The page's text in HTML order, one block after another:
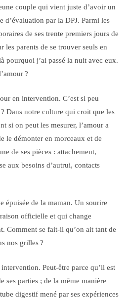
couple qui vient juste d’avoir un
d’évaluation par la DPJ. Parmi les
de ses trente premiers jours de
parents de se trouver seuls en
pourquoi j’ai passé la nuit avec eux.
?
en intervention. C’est si peu
Dans notre culture qui croit que les
si on peut les mesurer, l’amour a
le démonter en morceaux et de
de ses pièces : attachement,
aux besoins d’autrui, contacts
épuisée de la maman. Un sourire
officielle et qui change
Comment se fait-il qu’on ait tant de
nos grilles ?
Peut-être parce qu’il est
ses parties ; de la même manière
digestif mené par ses expériences